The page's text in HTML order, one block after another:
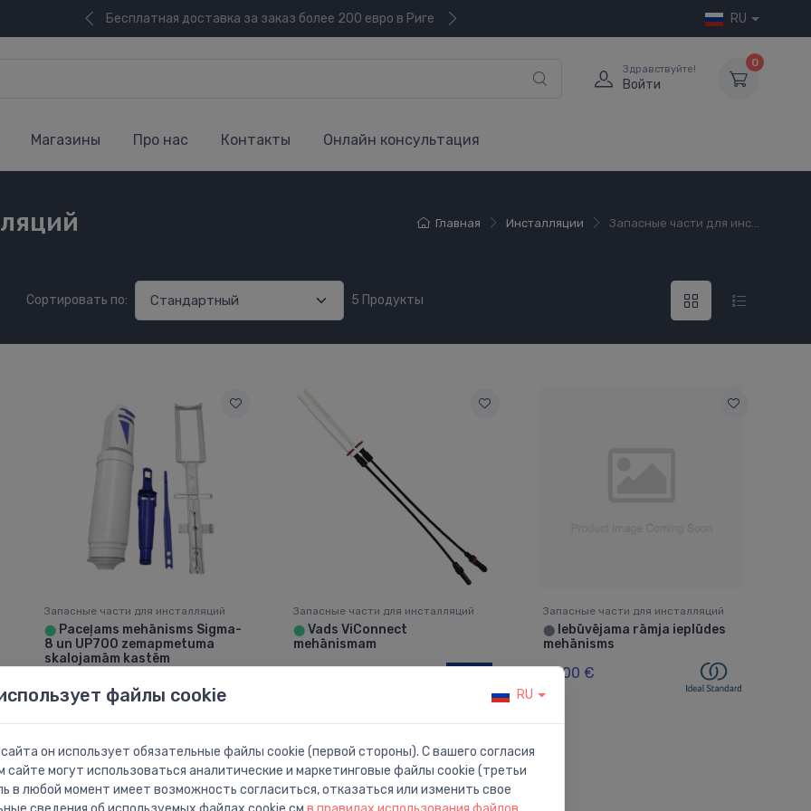
Бесплатная доставка за заказ более 200 евро в Риге RU
Здравствуйте!
Войти
0
Магазины Про нас Контакты Онлайн консультация
Главная Инсталляции Запасные части для инс...
Сортировать по: 5 Продукты
Запасные части для инсталляций
⬤ Paceļams mehānisms Sigma-
8 un UP700 zemapmetuma
skalojamām kastēm
21.01 €
Запасные части для инсталляций
⬤ Vads ViConnect
mehānismam
36.00 €
Запасные части для инсталляций
⬤Iebūvējama rāmja ieplūdes
mehānisms
18.00 €
файлы cookie RU
он использует обязательные файлы cookie (первой стороны). С вашего согласия
сайте могут использоваться аналитические и маркетинговые файлы cookie (третьи
в любой момент имеет возможность согласиться, отказаться или изменить свое